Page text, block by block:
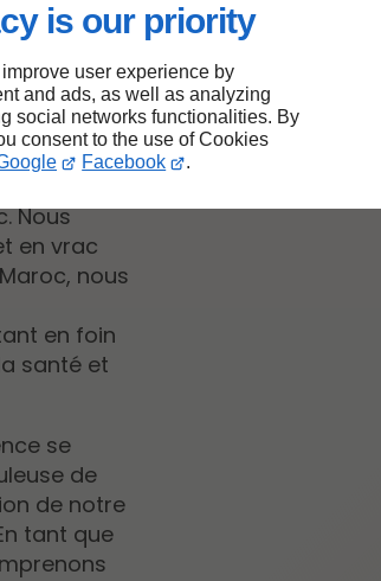
is our priority
user experience by
and ads, as well as analyzing
social networks functionalities. By
consent to the use of Cookies
Facebook .
dans
Nous
en vrac
nous
en foin
santé et
se
de
de notre
tant que